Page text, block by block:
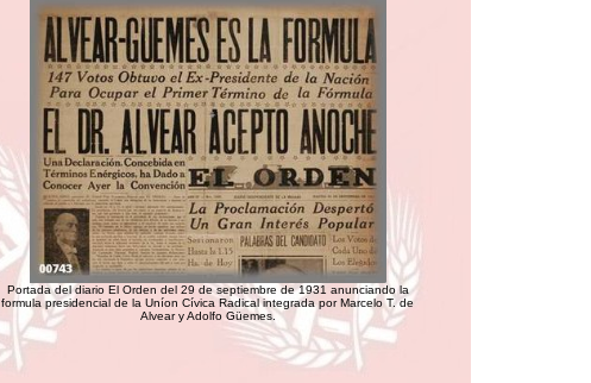
Portada del diario El Orden del 29 de septiembre de 1931 anunciando la
formula presidencial de la Uníon Cívica Radical integrada por Marcelo T. de
Alvear y Adolfo Güemes.